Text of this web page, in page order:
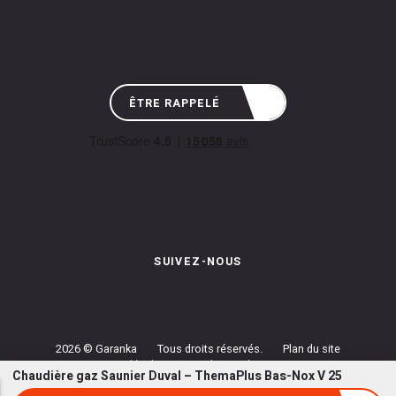
Chaudière gaz Saunier Duval – ThemaPlus Bas-Nox V 25
ÊTRE RAPPELÉ
SUIVEZ-NOUS
2026 © Garanka Tous droits réservés.
Plan du site
Mentions légales
Conditions de prestations
Politique de confidentialité
Gestion des cookies